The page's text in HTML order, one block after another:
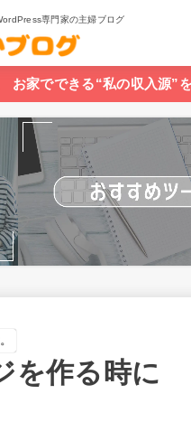
専門家の主婦ブログ
お家でできる“私の収入源”
を作る時に